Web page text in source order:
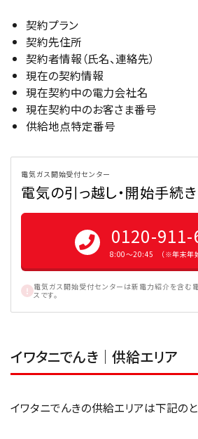
契約プラン
契約先住所
契約者情報（氏名、連絡先）
現在の契約情報
現在契約中の電力会社名
現在契約中のお客さま番号
供給地点特定番号
電気ガス開始受付センター
電気の引っ越し・開始手続き
0120-911-
8:00〜20:45 （※年末年始
電気ガス開始受付センターは新電力紹介を含む
スです。
イワタニでんき｜供給エリア
イワタニでんきの供給エリアは下記のと